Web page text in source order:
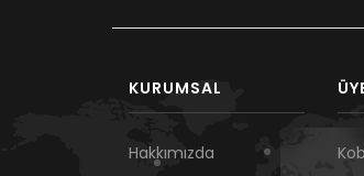
KURUMSAL
Hakkımızda